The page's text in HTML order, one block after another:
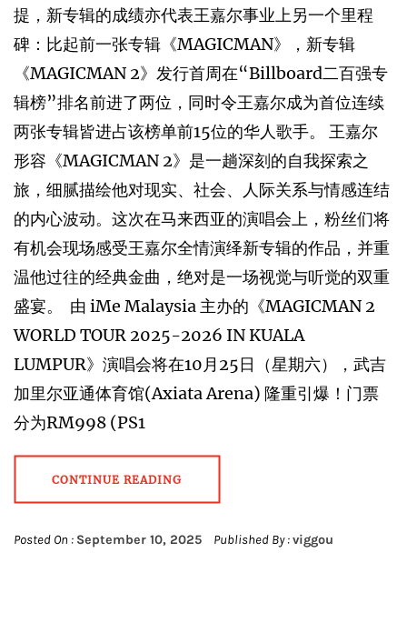
提，新专辑的成绩亦代表王嘉尔事业上另一个里程
碑：比起前一张专辑《MAGICMAN》，新专辑
《MAGICMAN 2》发行首周在“Billboard二百强专
辑榜”排名前进了两位，同时令王嘉尔成为首位连续
两张专辑皆进占该榜单前15位的华人歌手。 王嘉尔
形容《MAGICMAN 2》是一趟深刻的自我探索之
旅，细腻描绘他对现实、社会、人际关系与情感连结
的内心波动。这次在马来西亚的演唱会上，粉丝们将
有机会现场感受王嘉尔全情演绎新专辑的作品，并重
温他过往的经典金曲，绝对是一场视觉与听觉的双重
盛宴。 由 iMe Malaysia 主办的《MAGICMAN 2
WORLD TOUR 2025-2026 IN KUALA
LUMPUR》演唱会将在10月25日（星期六），武吉
加里尔亚通体育馆(Axiata Arena) 隆重引爆！门票
分为RM998 (PS1
CONTINUE READING
Posted On : September 10, 2025 Published By :viggou